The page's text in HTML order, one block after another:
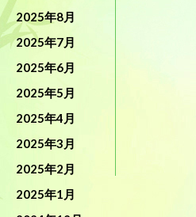
2025年8月
2025年7月
2025年6月
2025年5月
2025年4月
2025年3月
2025年2月
2025年1月